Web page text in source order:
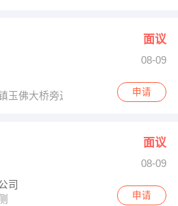
面议
08-09
玉佛大桥旁边53号商铺
申请
面议
08-09
司
申请